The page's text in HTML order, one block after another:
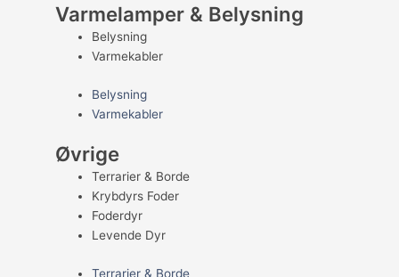
Varmelamper & Belysning
Belysning
Varmekabler
Belysning
Varmekabler
Øvrige
Terrarier & Borde
Krybdyrs Foder
Foderdyr
Levende Dyr
Terrarier & Borde